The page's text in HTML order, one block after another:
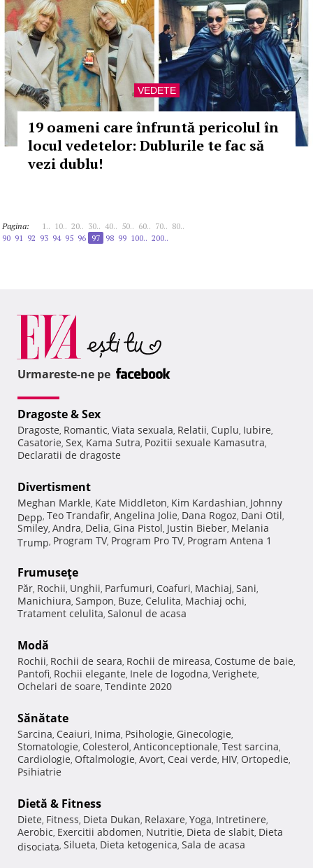
VEDETE
19 oameni care înfruntă pericolul în
locul vedetelor: Dublurile te fac să
vezi dublu!
Pagina: 1.. 10.. 20.. 30.. 40.. 50.. 60.. 70.. 80..
90 91 92 93 94 95 96 97 98 99 100.. 200..
Urmareste-ne pe
Dragoste & Sex
Dragoste, Romantic, Viata sexuala, Relatii, Cuplu, Iubire,
Casatorie, Sex, Kama Sutra, Pozitii sexuale Kamasutra,
Declaratii de dragoste
Divertisment
Meghan Markle, Kate Middleton, Kim Kardashian, Johnny
Depp, Teo Trandafir, Angelina Jolie, Dana Rogoz, Dani Otil,
Smiley, Andra, Delia, Gina Pistol, Justin Bieber, Melania
Trump, Program TV, Program Pro TV, Program Antena 1
Frumuseţe
Păr, Rochii, Unghii, Parfumuri, Coafuri, Machiaj, Sani,
Manichiura, Sampon, Buze, Celulita, Machiaj ochi,
Tratament celulita, Salonul de acasa
Modă
Rochii, Rochii de seara, Rochii de mireasa, Costume de baie,
Pantofi, Rochii elegante, Inele de logodna, Verighete,
Ochelari de soare, Tendinte 2020
Sănătate
Sarcina, Ceaiuri, Inima, Psihologie, Ginecologie,
Stomatologie, Colesterol, Anticonceptionale, Test sarcina,
Cardiologie, Oftalmologie, Avort, Ceai verde, HIV, Ortopedie,
Psihiatrie
Dietă & Fitness
Diete, Fitness, Dieta Dukan, Relaxare, Yoga, Intretinere,
Aerobic, Exercitii abdomen, Nutritie, Dieta de slabit, Dieta
disociata, Silueta, Dieta ketogenica, Sala de acasa